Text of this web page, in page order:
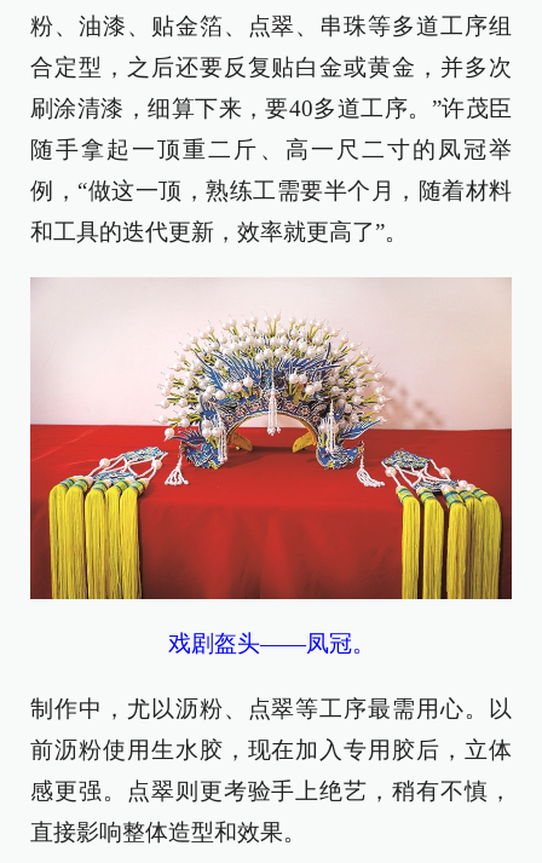
粉、油漆、贴金箔、点翠、串珠等多道工序组
合定型，之后还要反复贴白金或黄金，并多次
刷涂清漆，细算下来，要40多道工序。”许茂臣
随手拿起一顶重二斤、高一尺二寸的凤冠举
例，“做这一顶，熟练工需要半个月，随着材料
和工具的迭代更新，效率就更高了”。
戏剧盔头——凤冠。
制作中，尤以沥粉、点翠等工序最需用心。以
前沥粉使用生水胶，现在加入专用胶后，立体
感更强。点翠则更考验手上绝艺，稍有不慎，
直接影响整体造型和效果。